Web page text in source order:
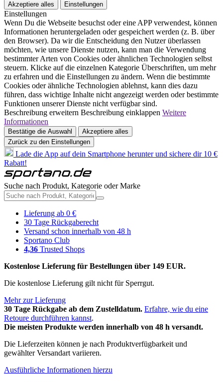
Akzeptiere alles Einstellungen
Einstellungen
Wenn Du die Webseite besuchst oder eine APP verwendest, können
Informationen heruntergeladen oder gespeichert werden (z. B. über
den Browser). Da wir die Entscheidung den Nutzer überlassen
möchten, wie unsere Dienste nutzen, kann man die Verwendung
bestimmter Arten von Cookies oder ähnlichen Technologien selbst
steuern. Klicke auf die einzelnen Kategorie Überschriften, um mehr
zu erfahren und die Einstellungen zu ändern. Wenn die bestimmte
Cookies oder ähnliche Technologien ablehnst, kann dies dazu
führen, dass wichtige Inhalte nicht angezeigt werden oder bestimmte
Funktionen unserer Dienste nicht verfügbar sind.
Beschreibung erweitern Beschreibung einklappen Weitere
Informationen
Bestätige die Auswahl
Akzeptiere alles
Zurück zu den Einstellungen
Lade die App auf dein Smartphone herunter und sichere dir 10 €
Rabatt!
Suche nach Produkt, Kategorie oder Marke
Lieferung ab 0 €
30 Tage Rückgaberecht
Versand schon innerhalb von 48 h
Sportano Club
4,36 Trusted Shops
Kostenlose Lieferung für Bestellungen über 149 EUR.
Die kostenlose Lieferung gilt nicht für Sperrgut.
Mehr zur Lieferung
30 Tage Rückgabe ab dem Zustelldatum. Erfahre, wie du eine
Retoure durchführen kannst.
Die meisten Produkte werden innerhalb von 48 h versandt.
Die Lieferzeiten können je nach Produktverfügbarkeit und
gewählter Versandart variieren.
Ausführliche Informationen hierzu